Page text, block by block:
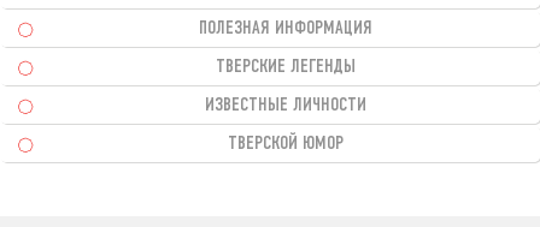
ПОЛЕЗНАЯ ИНФОРМАЦИЯ
ТВЕРСКИЕ ЛЕГЕНДЫ
ИЗВЕСТНЫЕ ЛИЧНОСТИ
ТВЕРСКОЙ ЮМОР